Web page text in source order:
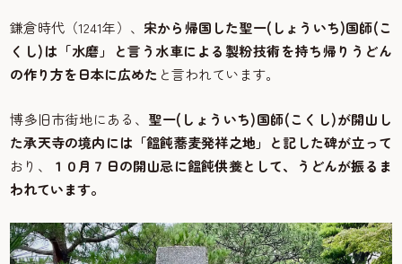
鎌倉時代（1241年）、 宋から帰国した聖一(しょういち)国師(こ
くし)は「水磨」と言う水車による製粉技術を持ち帰りうどん
の作り方を日本に広めた と言われています。
博多旧市街地にある、 聖一(しょういち)国師(こくし)が開山し
た承天寺の境内には「饂飩蕎麦発祥之地」と記した碑が立って
おり、
１０月７日の開山忌に饂飩供養として、うどんが振るま
われています。